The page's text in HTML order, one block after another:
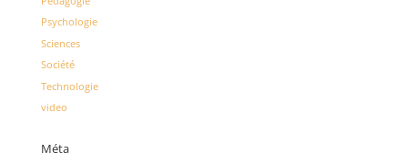
Psychologie
Sciences
Société
Technologie
video
Méta